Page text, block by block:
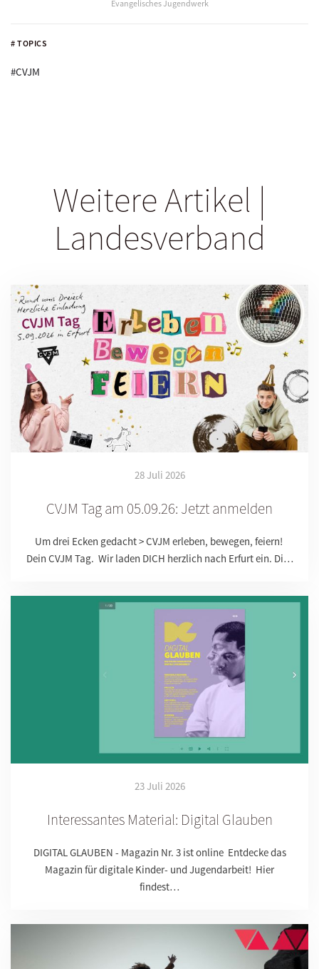
# TOPICS
#CVJM
Evangelisches Jugendwerk
Weitere Artikel |
Landesverband
28 Juli 2026
CVJM Tag am 05.09.26: Jetzt anmelden
Um drei Ecken gedacht > CVJM erleben, bewegen, feiern!
Dein CVJM Tag. Wir laden DICH herzlich nach Erfurt ein. Di…
23 Juli 2026
Interessantes Material: Digital Glauben
DIGITAL GLAUBEN - Magazin Nr. 3 ist online Entdecke das
Magazin für digitale Kinder- und Jugendarbeit! Hier
findest…